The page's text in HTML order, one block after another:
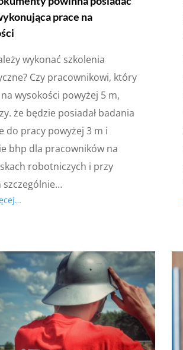
prace na
wykonać szkolenia
Czy pracownikowi, który
wysokości powyżej 5 m,
że będzie posiadał badania
do pracy powyżej 3 m i
bhp dla pracowników na
robotniczych i przy
szczególnie…